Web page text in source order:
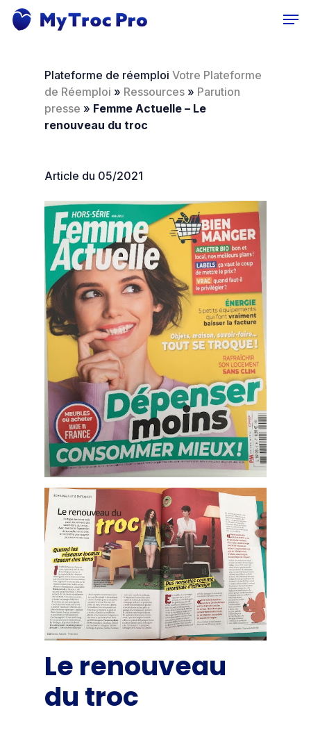
Skip
Plateforme de réemploi Votre Plateforme
de Réemploi » Ressources » Parution
presse » Femme Actuelle – Le
renouveau du troc
Article du 05/2021
Le renouveau
du troc